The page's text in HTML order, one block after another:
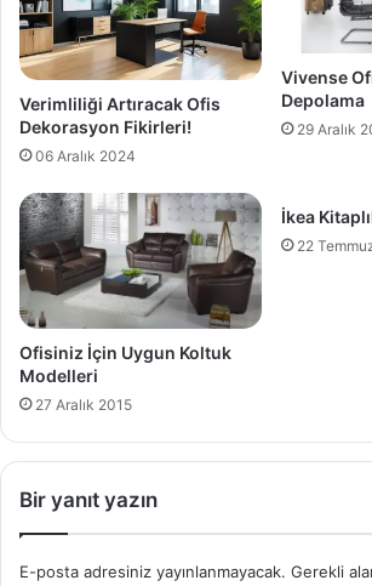
Verimliliği Artıracak Ofis
Dekorasyon Fikirleri!
06 Aralık 2024
Vivense
Depolama
29 Aralık
Ofisiniz İçin Uygun Koltuk
Modelleri
27 Aralık 2015
İkea
22
Bir yanıt yazın
E-posta adresiniz yayınlanmayacak. Gerekli